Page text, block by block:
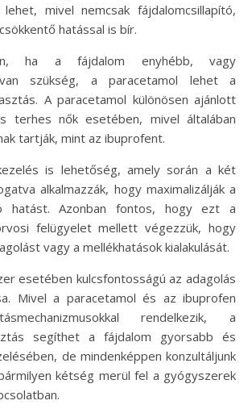
mivel nemcsak fájdalomcsillapító,
hatással is bír.
ha a fájdalom enyhébb, vagy
van szükség, a paracetamol lehet a
A paracetamol különösen ajánlott
terhes nők esetében, mivel általában
tartják, mint az ibuprofent.
is lehetőség, amely során a két
alkalmazzák, hogy maximalizálják a
hatást. Azonban fontos, hogy ezt a
felügyelet mellett végezzük, hogy
vagy a mellékhatások kialakulását.
esetében kulcsfontosságú az adagolás
Mivel a paracetamol és az ibuprofen
rendelkezik, a
segíthet a fájdalom gyorsabb és
de mindenképpen konzultáljunk
kétség merül fel a gyógyszerek